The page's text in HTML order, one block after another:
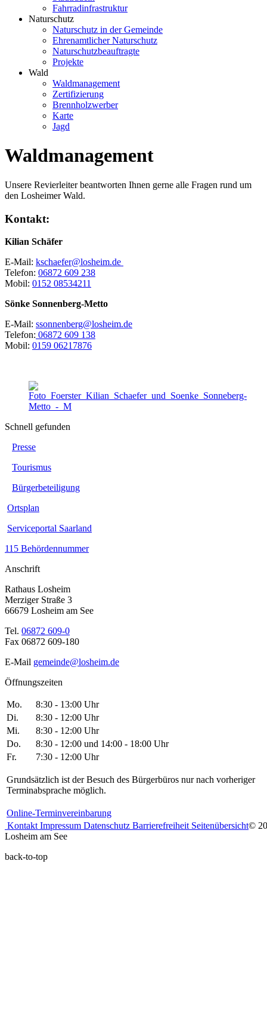
Fahrradinfrastruktur
Naturschutz
Naturschutz in der Gemeinde
Ehrenamtlicher Naturschutz
Naturschutzbeauftragte
Projekte
Wald
Waldmanagement
Zertifizierung
Brennholzwerber
Karte
Jagd
Waldmanagement
Unsere Revierleiter beantworten Ihnen gerne alle Fragen rund um
den Losheimer Wald.
Kontakt:
Kilian Schäfer
E-Mail: kschaefer@losheim.de
Telefon: 06872 609 238
Mobil: 0152 08534211
Sönke Sonnenberg-Metto
E-Mail: ssonnenberg@losheim.de
Telefon: 06872 609 138
Mobil: 0159 06217876
Schnell gefunden
Presse
Tourismus
Bürgerbeteiligung
Ortsplan
Serviceportal Saarland
115 Behördennummer
Anschrift
Rathaus Losheim
Merziger Straße 3
66679 Losheim am See
Tel. 06872 609-0
Fax 06872 609-180
E-Mail gemeinde@losheim.de
Öffnungszeiten
Mo.
8:30 - 13:00 Uhr
Di.
8:30 - 12:00 Uhr
Mi.
8:30 - 12:00 Uhr
Do.
8:30 - 12:00 und 14:00 - 18:00 Uhr
Fr.
7:30 - 12:00 Uhr
Grundsätzlich ist der Besuch des Bürgerbüros nur nach vorheriger
Terminabsprache möglich.
Online-Terminvereinbarung
Kontakt Impressum Datenschutz Barrierefreiheit Seitenübersicht©
Losheim am See
back-to-top